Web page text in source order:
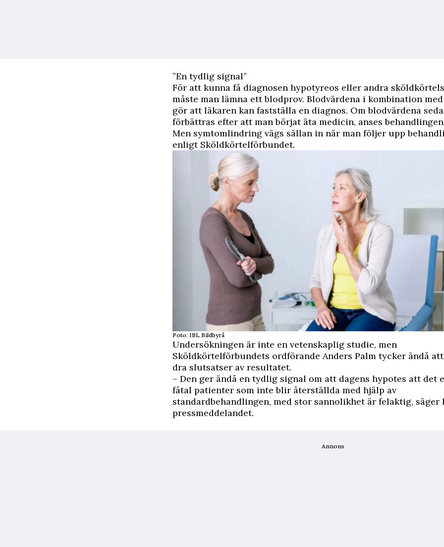
”En tydlig signal”
För att kunna få diagnosen hypotyreos eller andra
måste man lämna ett blodprov. Blodvärdena i kombination
gör att läkaren kan fastställa en diagnos. Om blodvärdena
förbättras efter att man börjat äta medicin, anses
Men symtomlindring vägs sällan in när man följer upp
enligt Sköldkörtelförbundet.
Foto: IBL Bildbyrå
Undersökningen är inte en vetenskaplig studie, men
Sköldkörtelförbundets ordförande Anders Palm tycker ändå
dra slutsatser av resultatet.
– Den ger ändå en tydlig signal om att dagens hypotes att det
fåtal patienter som inte blir återställda med hjälp av
standardbehandlingen, med stor sannolikhet är felaktig, säger
pressmeddelandet.
Annons